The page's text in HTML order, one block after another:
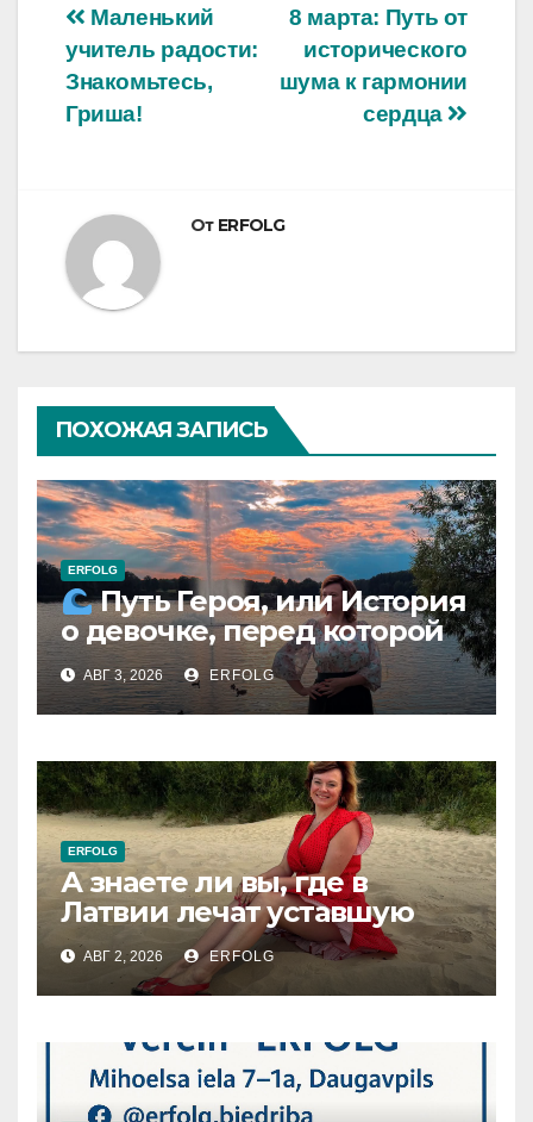
Навигация
по
записям
8 марта: Путь от
исторического
шума к гармонии
сердца
Маленький
учитель радости:
Знакомьтесь,
Гриша!
От ERFOLG
ПОХОЖАЯ ЗАПИСЬ
ERFOLG
Путь Героя, или История
о девочке, перед которой
расступился океан
(И почему это про каждую
из нас)
АВГ 3, 2026 ERFOLG
ERFOLG
А знаете ли вы, где в
Латвии лечат уставшую
душу без единого
рецепта?
АВГ 2, 2026 ERFOLG